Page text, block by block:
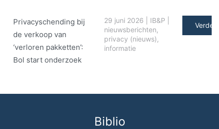
Privacyschending bij
de verkoop van
‘verloren pakketten’:
Bol start onderzoek
29 juni 2026 IB&P
nieuwsberichten,
privacy (nieuws),
informatie
Verder
Biblio